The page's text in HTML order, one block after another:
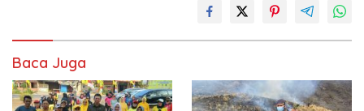
Baca Juga